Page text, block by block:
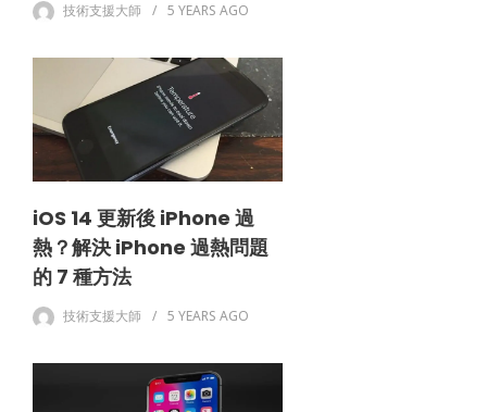
技術支援大師 5 YEARS AGO
iOS 14 更新後 iPhone 過
熱？解決 iPhone 過熱問題
的 7 種方法
技術支援大師 5 YEARS AGO